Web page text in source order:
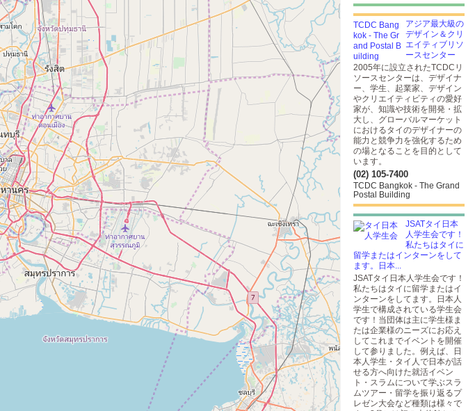
アジア最大級の
デザイン＆クリ
エイティブリソ
ースセンター
2005年に設立されたTCDCリ
ソースセンターは、デザイナ
ー、学生、起業家、デザイン
やクリエイティビティの愛好
家が、知識や技術を開発・拡
大し、グローバルマーケット
におけるタイのデザイナーの
能力と競争力を強化するため
の場となることを目的として
います。
(02) 105-7400
TCDC Bangkok - The Grand
Postal Building
JSATタイ日本
人学生会です！
私たちはタイに
留学またはインターンをして
ます。日本...
JSATタイ日本人学生会です！
私たちはタイに留学またはイ
ンターンをしてます。日本人
学生で構成されている学生会
です！当団体は主に学生様ま
たは企業様のニーズにお応え
してこれまでイベントを開催
して参りました。例えば、日
本人学生・タイ人で日本が話
せる方へ向けた就活イベン
ト・スラムについて学ぶスラ
ムツアー・留学を振り返るプ
レゼン大会など種類は様々で